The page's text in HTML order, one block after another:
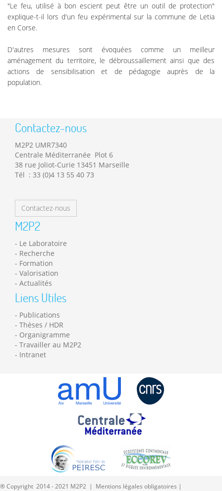
"Le feu, utilisé à bon escient peut être un outil de protection"
explique-t-il lors d'un feu expérimental sur la commune de Letia
en Corse.
D'autres mesures sont évoquées comme un meilleur
aménagement du territoire, le débroussaillement ainsi que des
actions de sensibilisation et de pédagogie auprès de la
population.
Contactez-nous
M2P2 UMR7340
Centrale Méditerranée Plot 6
38 rue Joliot-Curie 13451 Marseille
Tél : 33 (0)4 13 55 40 73
Contactez-nous
M2P2
Le Laboratoire
Recherche
Formation
Valorisation
Actualités
Liens Utiles
Publications
Thèses / HDR
Organigramme
Travailler au M2P2
Intranet
® Copyright 2014 - 2021 M2P2 | Mentions légales obligatoires |